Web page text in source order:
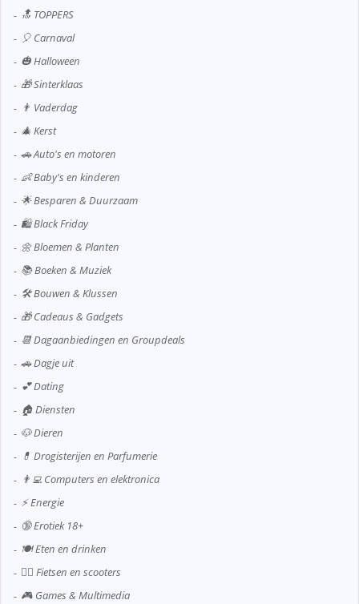
🔝 TOPPERS
🎈 Carnaval
🎃 Halloween
🎁 Sinterklaas
👨 Vaderdag
🎄 Kerst
🚗 Auto's en motoren
👶 Baby's en kinderen
🌟 Besparen & Duurzaam
🛍️ Black Friday
🌼 Bloemen & Planten
📚 Boeken & Muziek
🛠️ Bouwen & Klussen
🎁 Cadeaus & Gadgets
📆 Dagaanbiedingen en Groupdeals
🚗 Dagje uit
💕 Dating
🏠 Diensten
🐶 Dieren
💊 Drogisterijen en Parfumerie
👨‍💻 Computers en elektronica
⚡ Energie
🔞 Erotiek 18+
🍽️ Eten en drinken
🚴‍♂️ Fietsen en scooters
🎮 Games & Multimedia